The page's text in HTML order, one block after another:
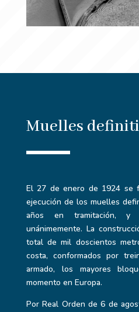
Muelles
El 27 de enero de 1924 se
ejecución de los muelles
años en tramitación, y
unánimemente. La
total de mil doscientos
costa, conformados por
armado, los mayores
momento en Europa.
Por Real Orden de 6 de